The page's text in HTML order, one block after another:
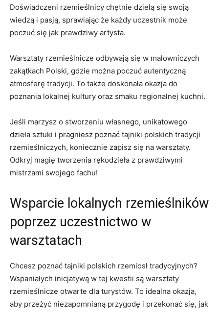
Doświadczeni rzemieślnicy chętnie dzielą się swoją
wiedzą‌ i pasją, sprawiając⁣ że każdy uczestnik może
poczuć się jak​ prawdziwy​ artysta.
Warsztaty‍ rzemieślnicze odbywają się w malowniczych
‌zakątkach ‌Polski, gdzie ⁤można poczuć autentyczną
atmosferę tradycji. To także doskonała okazja do
poznania lokalnej kultury oraz smaku regionalnej ⁢kuchni.
Jeśli marzysz o stworzeniu własnego, ⁢unikatowego
dzieła sztuki i pragniesz poznać ​tajniki polskich tradycji
rzemieślniczych, koniecznie zapisz się na warsztaty.⁢
Odkryj magię tworzenia‌ rękodzieła z prawdziwymi⁣
mistrzami swojego ⁣fachu!
Wsparcie lokalnych rzemieślników
⁢poprzez uczestnictwo w
warsztatach
Chcesz poznać ⁣tajniki polskich rzemiosł tradycyjnych?
Wspaniałych inicjatywą w ⁢tej kwestii są warsztaty⁣
rzemieślnicze otwarte dla turystów. To idealna okazja,
⁢aby przeżyć niezapomnianą przygodę ​i przekonać się, jak